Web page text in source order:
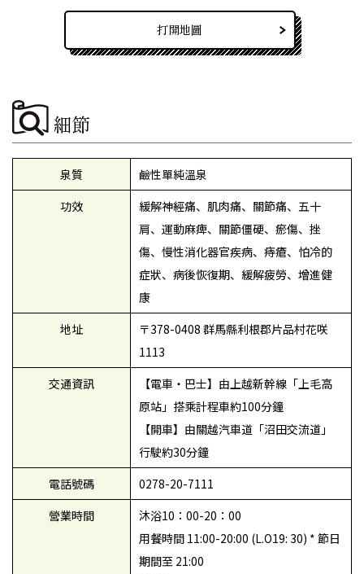
打開地圖
細節
泉質
鹼性單純溫泉
功效
緩解神經痛、肌肉痛、關節痛、五十
肩、運動麻痺、關節僵硬、瘀傷、挫
傷、慢性消化器官疾病、痔瘡、怕冷的
症狀、病後恢復期、緩解疲勞、增進健
康
地址
〒378-0408 群馬縣利根郡片品村花咲
1113
交通資訊
【電車・巴士】由上越新幹線「上毛高
原站」搭乘計程車約100分鐘
【開車】由關越汽車道「沼田交流道」
行駛約30分鐘
電話號碼
0278-20-7111
營業時間
沐浴10：00-20：00
用餐時間 11:00-20:00 (L.O19: 30) * 節日
期間至 21:00